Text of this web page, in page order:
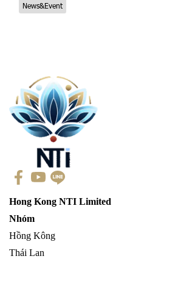
News&Event
Hong Kong NTI Limited
Nhóm
Hồng Kông
Thái Lan